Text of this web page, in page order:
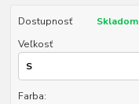
Dostupnosť
Skladom
Veľkosť
Farba: